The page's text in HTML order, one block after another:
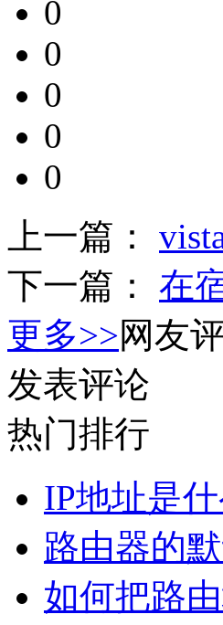
0
0
0
0
0
上一篇：
下一篇： 在
更多>>网友
发表评论
热门排行
IP地址是
路由器的
如何把路